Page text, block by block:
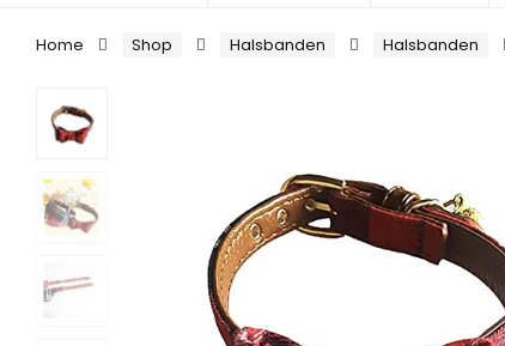
Home Shop Halsbanden Halsbanden